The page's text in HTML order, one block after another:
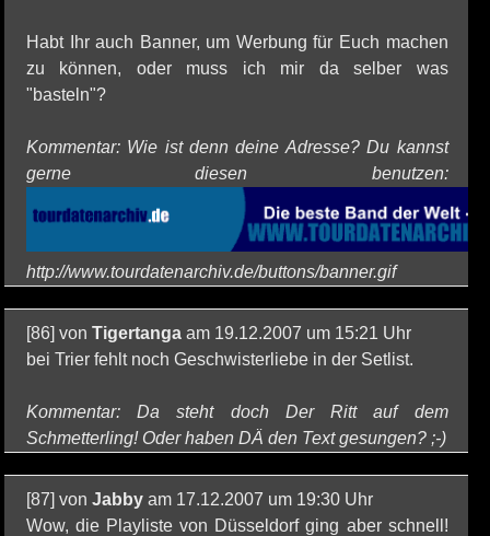
Habt Ihr auch Banner, um Werbung für Euch machen
zu können, oder muss ich mir da selber was
"basteln"?
Kommentar: Wie ist denn deine Adresse? Du kannst
gerne diesen benutzen:
http://www.tourdatenarchiv.de/buttons/banner.gif
[86] von Tigertanga am 19.12.2007 um 15:21 Uhr
bei Trier fehlt noch Geschwisterliebe in der Setlist.
Kommentar: Da steht doch Der Ritt auf dem
Schmetterling! Oder haben DÄ den Text gesungen? ;-)
[87] von Jabby am 17.12.2007 um 19:30 Uhr
Wow, die Playliste von Düsseldorf ging aber schnell!